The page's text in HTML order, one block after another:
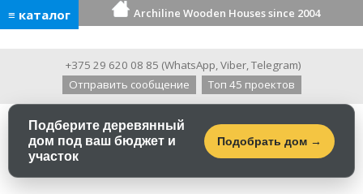
≡ каталог Archiline Wooden Houses since 2004
+375 29 620 08 85 (WhatsApp,Viber,Telegram)
Отправить сообщение
Топ 45 проектов
Подберите деревянный
дом под ваш бюджет и
участок
Подобрать дом →